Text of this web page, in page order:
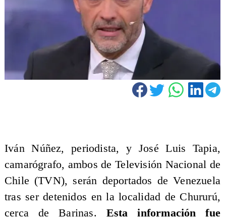
Iván Núñez, periodista, y José Luis Tapia,
camarógrafo, ambos de Televisión Nacional de
Chile (TVN), serán deportados de Venezuela
tras ser detenidos en la localidad de Chururú,
cerca de Barinas. Esta información fue